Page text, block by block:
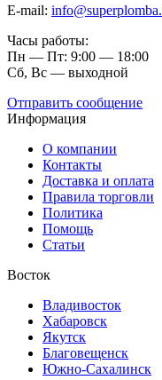
E-mail:
Часы работы:
Пн — Пт: 9:00 — 18:00
Сб, Вc — выходной
Отправить сообщение
Информация
О компании
Контакты
Доставка и оплата
Правила торговли
Политика
Помощь
Статьи
Восток
Владивосток
Хабаровск
Якутск
Благовещенск
Южно-Сахалинск